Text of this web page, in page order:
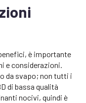
è importante
e considerazioni.
da svapo; non tutti i
di bassa qualità
nocivi, quindi è